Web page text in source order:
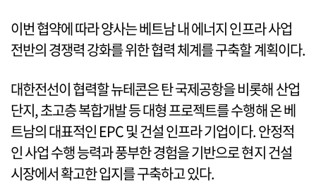
이번 협약에 따라 양사는 베트남 내 에너지 인프라 사업
전반의 경쟁력 강화를 위한 협력 체계를 구축할 계획이다.
대한전선이 협력할 뉴테콘은 탄 국제공항을 비롯해 산업
단지, 초고층 복합개발 등 대형 프로젝트를 수행해 온 베
트남의 대표적인 EPC 및 건설 인프라 기업이다. 안정적
인 사업 수행 능력과 풍부한 경험을 기반으로 현지 건설
시장에서 확고한 입지를 구축하고 있다.